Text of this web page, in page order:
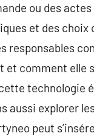
ou des
et des
responsables
comment elle
technologie
aussi explorer
peut